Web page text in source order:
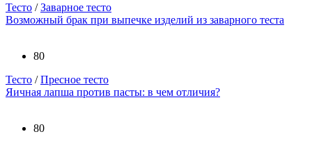
Тесто /Заварное тесто
Возможный брак при выпечке изделий из заварного теста
80
Тесто /Пресное тесто
Яичная лапша против пасты: в чем отличия?
80